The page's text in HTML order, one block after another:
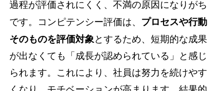
過程が評価されにくく、不満の原因になりがち
です。コンピテンシー評価は、 プロセスや行動
そのものを評価対象とするため、短期的な成果
が出なくても「成長が認められている」と感じ
られます。これにより、社員は努力を続けやす